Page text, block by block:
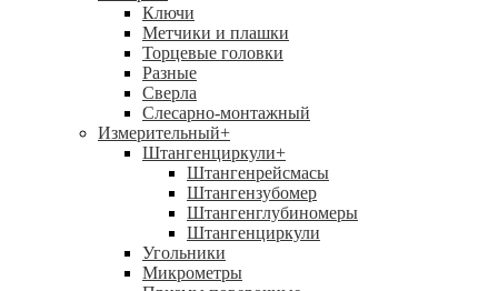
Ключи
Метчики и плашки
Торцевые головки
Разные
Сверла
Слесарно-монтажный
Измерительный+
Штангенциркули+
Штангенрейсмасы
Штангензубомер
Штангенглубиномеры
Штангенциркули
Угольники
Микрометры